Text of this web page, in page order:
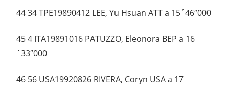
44 34 TPE19890412 LEE, Yu Hsuan ATT a 15´46″000
45 4 ITA19891016 PATUZZO, Eleonora BEP a 16
´33″000
46 56 USA19920826 RIVERA, Coryn USA a 17